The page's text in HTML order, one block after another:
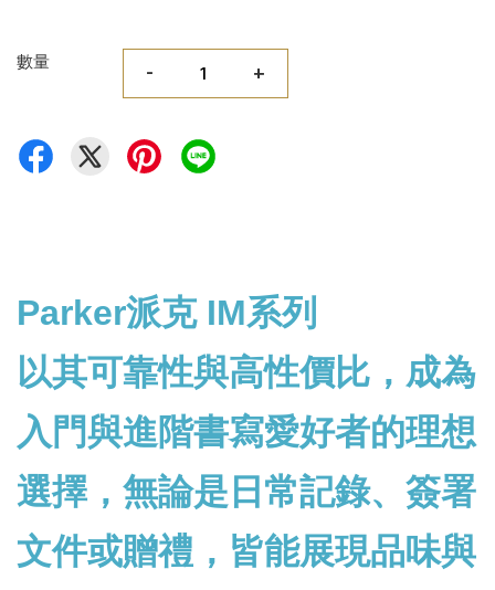
數量 - +
Parker派克 IM系列
以其可靠性與高性價比，成為
入門與進階書寫愛好者的理想
選擇，無論是日常記錄、簽署
文件或贈禮，皆能展現品味與